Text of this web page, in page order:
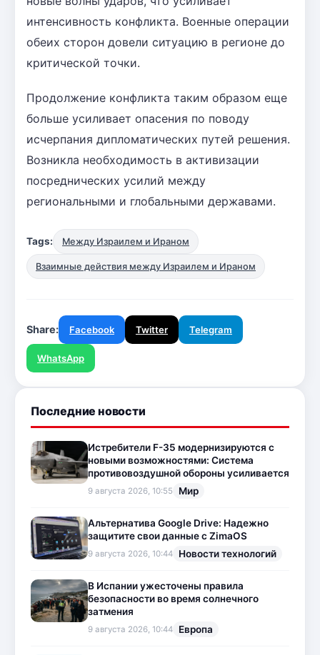
интенсивность конфликта. Военные операции
обеих сторон довели ситуацию в регионе до
критической точки.
Продолжение конфликта таким образом еще
больше усиливает опасения по поводу
исчерпания дипломатических путей решения.
Возникла необходимость в активизации
посреднических усилий между
региональными и глобальными державами.
Tags: Между Израилем и Ираном
Взаимные действия между Израилем и Ираном
Share: Facebook Twitter Telegram
WhatsApp
Последние новости
Истребители F-35 модернизируются с
новыми возможностями: Система
противовоздушной обороны усиливается
9 августа 2026, 10:55 Мир
Альтернатива Google Drive: Надежно
защитите свои данные с ZimaOS
9 августа 2026, 10:44 Новости технологий
В Испании ужесточены правила
безопасности во время солнечного
затмения
9 августа 2026, 10:44 Европа